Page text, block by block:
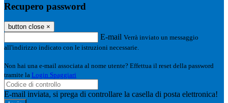
Recupero password
button close ×
E-mail Verrà inviato un messaggio
all'indirizzo indicato con le istruzioni necessarie.
Non hai una e-mail associata al nome utente? Effettua il reset della password
tramite la Login Spaggiari
E-mail inviata, si prega di controllare la casella di posta elettronica!